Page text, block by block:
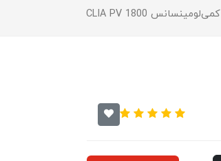
کمی‌لومینسانس CLIA PV 1800